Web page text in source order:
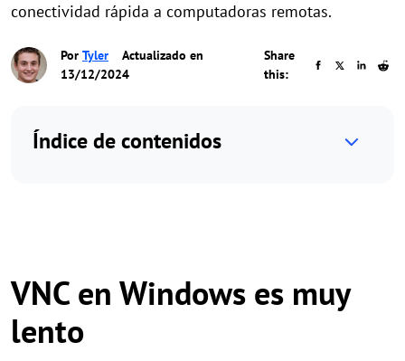
conectividad rápida a computadoras remotas.
Por Tyler
Actualizado en
13/12/2024
Share
this:
Índice de contenidos
VNC en Windows es muy
lento